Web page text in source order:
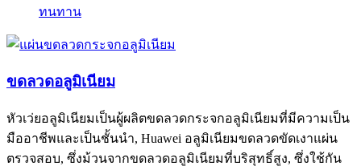
ทนทาน
ขดลวดอลูมิเนียม
หัวเว่ยอลูมิเนียมเป็นผู้ผลิตขดลวดกระจกอลูมิเนียมที่มีความเป็น
มืออาชีพและเป็นชั้นนำ, Huawei อลูมิเนียมขดลวดขัดเงาแผ่น
ตรวจสอบ, ซึ่งม้วนจากขดลวดอลูมิเนียมที่บริสุทธิ์สูง, ซึ่งใช้กัน